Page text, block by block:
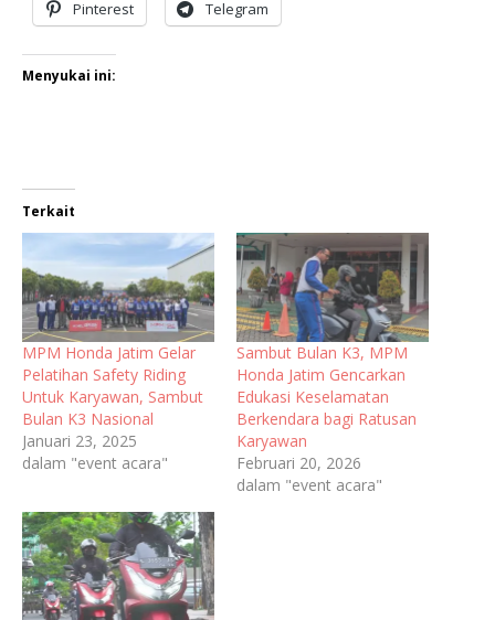
Pinterest Telegram
Menyukai ini:
Terkait
MPM Honda Jatim Gelar
Pelatihan Safety Riding
Untuk Karyawan, Sambut
Bulan K3 Nasional
Januari 23, 2025
dalam "event acara"
Sambut Bulan K3, MPM
Honda Jatim Gencarkan
Edukasi Keselamatan
Berkendara bagi Ratusan
Karyawan
Februari 20, 2026
dalam "event acara"